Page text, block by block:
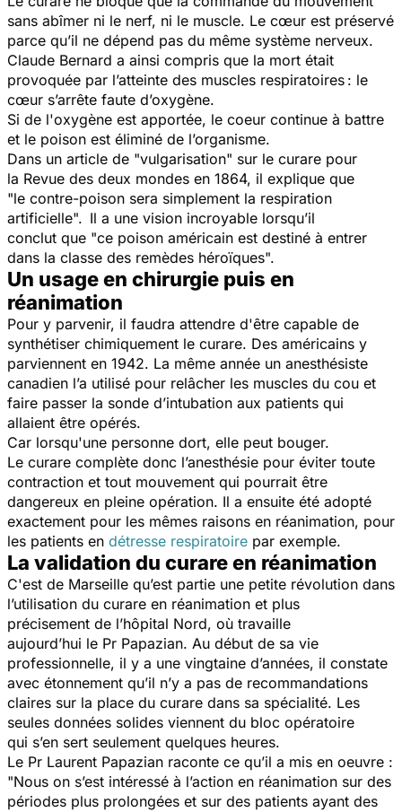
sans abîmer ni le nerf, ni le muscle. Le cœur est préservé
parce qu’il ne dépend pas du même système nerveux.
Claude Bernard a ainsi compris que la mort était
provoquée par l’atteinte des muscles respiratoires : le
cœur s’arrête faute d’oxygène.
Si de l'oxygène est apportée, le coeur continue à battre
et le poison est éliminé de l’organisme.
Dans un article de "vulgarisation" sur le curare pour
la Revue des deux mondes en 1864, il explique que
"le contre-poison sera simplement la respiration
artificielle". Il a une vision incroyable lorsqu’il
conclut que "ce poison américain est destiné à entrer
dans la classe des remèdes héroïques".
Un usage en chirurgie puis en
réanimation
Pour y parvenir, il faudra attendre d'être capable de
synthétiser chimiquement le curare. Des américains y
parviennent en 1942. La même année un anesthésiste
canadien l’a utilisé pour relâcher les muscles du cou et
faire passer la sonde d’intubation aux patients qui
allaient être opérés.
Car lorsqu'une personne dort, elle peut bouger.
Le curare complète donc l’anesthésie pour éviter toute
contraction et tout mouvement qui pourrait être
dangereux en pleine opération. Il a ensuite été adopté
exactement pour les mêmes raisons en réanimation, pour
les patients en détresse respiratoire par exemple.
La validation du curare en réanimation
C'est de Marseille qu’est partie une petite révolution dans
l’utilisation du curare en réanimation et plus
précisement de l’hôpital Nord, où travaille
aujourd’hui le Pr Papazian. Au début de sa vie
professionnelle, il y a une vingtaine d’années, il constate
avec étonnement qu’il n’y a pas de recommandations
claires sur la place du curare dans sa spécialité. Les
seules données solides viennent du bloc opératoire
qui s’en sert seulement quelques heures.
Le Pr Laurent Papazian raconte ce qu’il a mis en oeuvre :
"Nous on s’est intéressé à l’action en réanimation sur des
périodes plus prolongées et sur des patients ayant des